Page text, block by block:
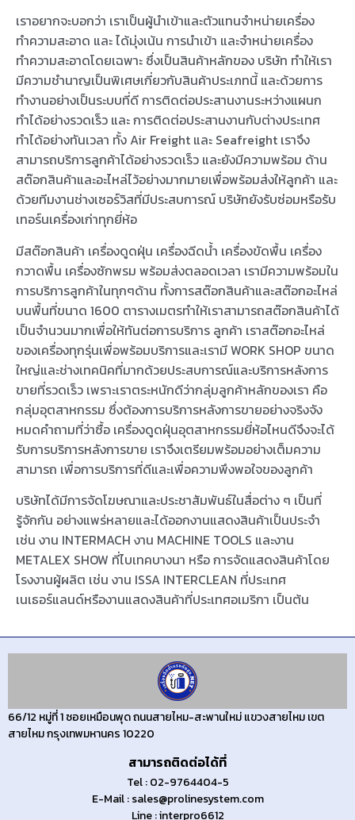
เราอยากจะบอกว่า เราเป็นผู้นำเข้าและตัวแทนจำหน่ายเครื่อง
ทำความสะอาด และ ได้มุ่งเน้น การนำเข้า และจำหน่ายเครื่อง
ทำความสะอาดโดยเฉพาะ ซึ่งเป็นสินค้าหลักของ บริษัท ทำให้เรา
มีความชำนาญเป็นพิเศษเกี่ยวกับสินค้าประเภทนี้ และด้วยการ
ทำงานอย่างเป็นระบบที่ดี การติดต่อประสานงานระหว่างแผนก
ทำได้อย่างรวดเร็ว และ การติดต่อประสานงานกับต่างประเทศ
ทำได้อย่างทันเวลา ทั้ง Air Freight และ Seafreight เราจึง
สามารถบริการลูกค้าได้อย่างรวดเร็ว และยังมีความพร้อม ด้าน
สต๊อกสินค้าและอะไหล่ไว้อย่างมากมายเพื่อพร้อมส่งให้ลูกค้า และ
ด้วยทีมงานช่างเซอร์วิสที่มีประสบการณ์ บริษัทยังรับซ่อมหรือรับ
เทอร์นเครื่องเก่าทุกยี่ห้อ
มีสต๊อกสินค้า เครื่องดูดฝุ่น เครื่องฉีดน้ำ เครื่องขัดพื้น เครื่อง
กวาดพื้น เครื่องซักพรม พร้อมส่งตลอดเวลา เรามีความพร้อมใน
การบริการลูกค้าในทุกๆด้าน ทั้งการสต๊อกสินค้าและสต๊อกอะไหล่
บนพื้นที่ขนาด 1600 ตารางเมตรทำให้เราสามารถสต๊อกสินค้าได้
เป็นจำนวนมากเพื่อให้ทันต่อการบริการ ลูกค้า เราสต๊อกอะไหล่
ของเครื่องทุกรุ่นเพื่อพร้อมบริการและเรามี WORK SHOP ขนาด
ใหญ่และช่างเทคนิคที่มากด้วยประสบการณ์และบริการหลังการ
ขายที่รวดเร็ว เพราะเราตระหนักดีว่ากลุ่มลูกค้าหลักของเรา คือ
กลุ่มอุตสาหกรรม ซึ่งต้องการบริการหลังการขายอย่างจริงจัง
หมดคำถามที่ว่าซื้อ เครื่องดูดฝุ่นอุตสาหกรรมยี่ห้อไหนดีจึงจะได้
รับการบริการหลังการขาย เราจึงเตรียมพร้อมอย่างเต็มความ
สามารถ เพื่อการบริการที่ดีและเพื่อความพึงพอใจของลูกค้า
บริษัทได้มีการจัดโฆษณาและประชาสัมพันธ์ในสื่อต่าง ๆ เป็นที่
รู้จักกัน อย่างแพร่หลายและได้ออกงานแสดงสินค้าเป็นประจำ
เช่น งาน INTERMACH งาน MACHINE TOOLS และงาน
METALEX SHOW ที่ไบเทคบางนา หรือ การจัดแสดงสินค้าโดย
โรงงานผู้ผลิต เช่น งาน ISSA INTERCLEAN ที่ประเทศ
เนเธอร์แลนด์หรืองานแสดงสินค้าที่ประเทศอเมริกา เป็นต้น
66/12 หมู่ที่ 1 ซอยเหมือนพุด ถนนสายไหม-สะพานใหม่ แขวงสายไหม เขต
สายไหม กรุงเทพมหานคร 10220
สามารถติดต่อได้ที่
Tel : 02-9764404-5
E-Mail : sales@prolinesystem.com
Line : interpro6612